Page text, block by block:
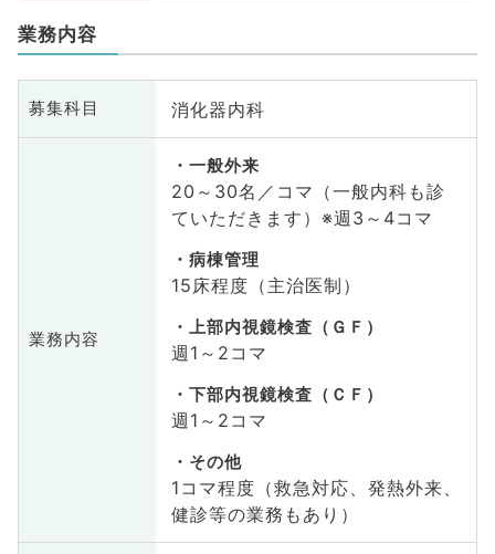
業務内容
募集科目 消化器内科
業務内容
一般外来
20～30名／コマ（一般内科も診
ていただきます）※週3～4コマ
病棟管理
15床程度（主治医制）
上部内視鏡検査（ＧＦ）
週1～2コマ
下部内視鏡検査（ＣＦ）
週1～2コマ
その他
1コマ程度（救急対応、発熱外来、
健診等の業務もあり）